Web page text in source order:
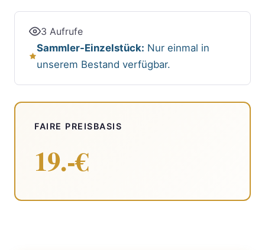
3 Aufrufe
Sammler-Einzelstück: Nur einmal in
unserem Bestand verfügbar.
FAIRE PREISBASIS
19.-€